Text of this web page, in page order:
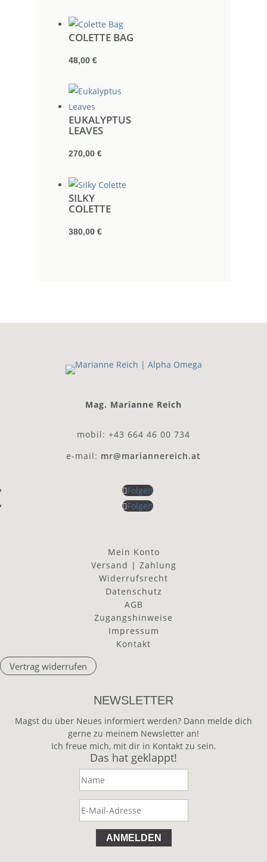
COLETTE BAG
48,00 €
EUKALYPTUS
LEAVES
270,00 €
SILKY
COLETTE
380,00 €
Mag. Marianne Reich
mobil: +43 664 46 00 734
e-mail: mr@mariannereich.at
Folgen
Folgen
Mein Konto
Versand | Zahlung
Widerrufsrecht
Datenschutz
AGB
Zugangshinweise
Impressum
Kontakt
Vertrag widerrufen
NEWSLETTER
Magst du über Neues informiert werden? Dann melde dich
gerne zu meinem Newsletter an!
Ich freue mich, mit dir in Kontakt zu sein.
Das hat geklappt!
ANMELDEN